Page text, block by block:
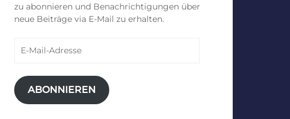
zu abonnieren und Benachrichtigungen über
neue Beiträge via E-Mail zu erhalten.
Mail-
ABONNIEREN